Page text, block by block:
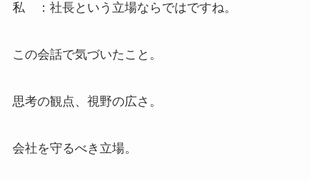
私 ：社長という立場ならではですね。
この会話で気づいたこと。
思考の観点、視野の広さ。
会社を守るべき立場。